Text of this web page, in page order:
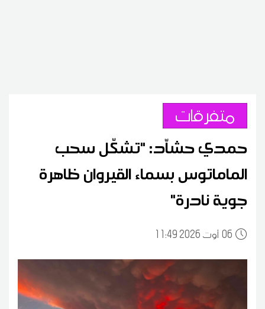
متفرقات
حمدي حشاّد: "تشكّل سحب
الماماتوس بسماء القيروان ظاهرة
جوية نادرة"
0611:49 2026 أوت